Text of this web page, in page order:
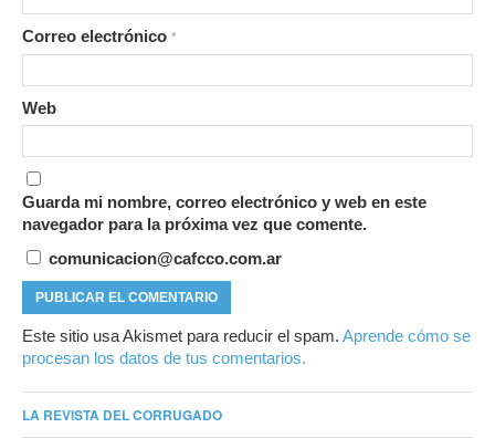
Correo electrónico *
Web
Guarda mi nombre, correo electrónico y web en este
navegador para la próxima vez que comente.
comunicacion@cafcco.com.ar
Este sitio usa Akismet para reducir el spam. Aprende cómo se
procesan los datos de tus comentarios.
LA REVISTA DEL CORRUGADO